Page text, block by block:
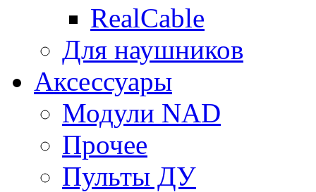
RealCable
Для наушников
Аксессуары
Модули NAD
Прочее
Пульты ДУ